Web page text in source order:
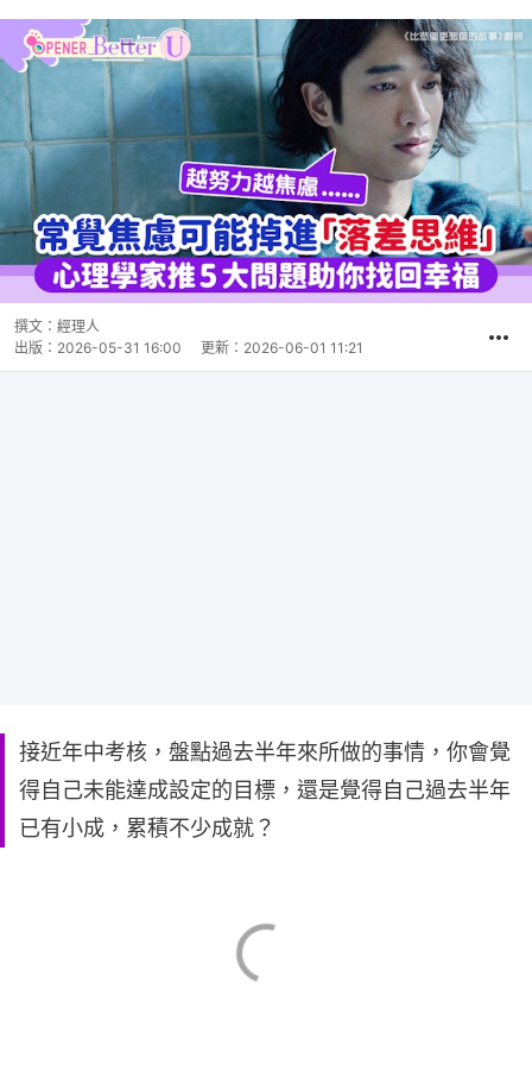
撰文： 經理人
出版： 2026-05-31 16:00 更新： 2026-06-01 11:21
接近年中考核，盤點過去半年來所做的事情，你會覺
得自己未能達成設定的目標，還是覺得自己過去半年
已有小成，累積不少成就？